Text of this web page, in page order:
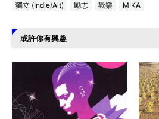
獨立 (Indie/Alt)
勵志 歡樂 MIKA
或許你有興趣